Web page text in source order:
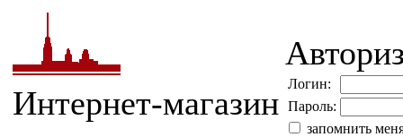
Интернет-магазин
Логин:
Пароль:
запомнить